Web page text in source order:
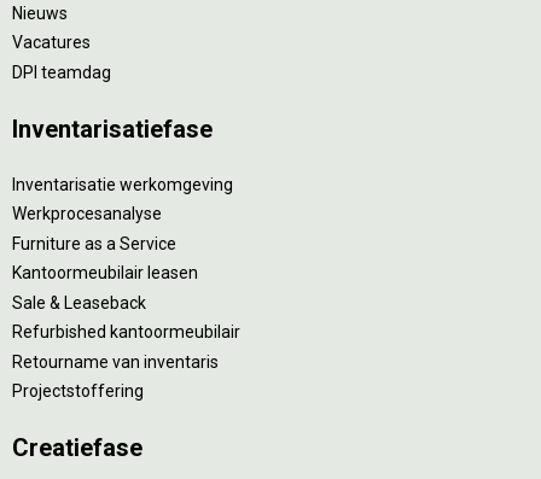
Nieuws
Vacatures
DPI teamdag
Inventarisatiefase
Inventarisatie werkomgeving
Werkprocesanalyse
Furniture as a Service
Kantoormeubilair leasen
Sale & Leaseback
Refurbished kantoormeubilair
Retourname van inventaris
Projectstoffering
Creatiefase